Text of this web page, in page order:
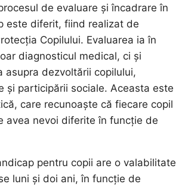
de evaluare și încadrare în
este diferit, fiind realizat de
Copilului. Evaluarea ia în
diagnosticul medical, ci și
asupra dezvoltării copilului,
și participării sociale. Aceasta este
care recunoaște că fiecare copil
avea nevoi diferite în funcție de
pentru copii are o valabilitate
luni și doi ani, în funcție de